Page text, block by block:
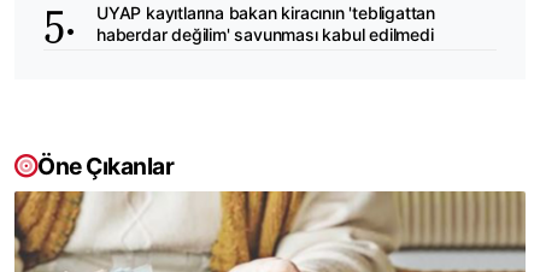
UYAP kayıtlarına bakan kiracının 'tebligattan
haberdar değilim' savunması kabul edilmedi
Öne Çıkanlar